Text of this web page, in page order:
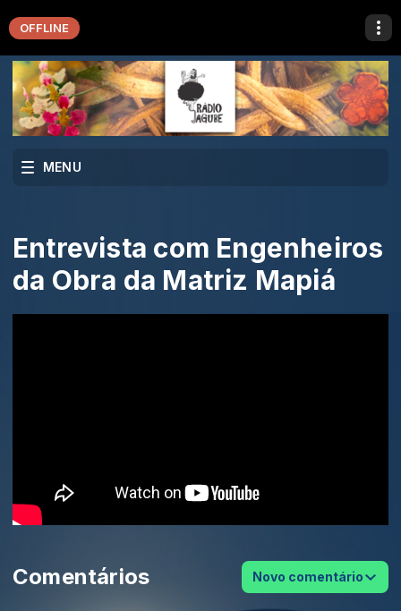
OFFLINE
MENU
Entrevista com Engenheiros
da Obra da Matriz Mapiá
Comentários Novo comentário